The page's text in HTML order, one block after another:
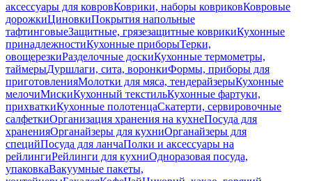
аксессуары для ковровКоврики, наборы ковриковКовровые
дорожкиЦиновкиПокрытия напольные
тафтинговыеЗащитные, грязезащитные коврикиКухонные
принадлежностиКухонные приборыТерки,
овощерезкиРазделочные доскиКухонные термометры,
таймерыДуршлаги, сита, воронкиФормы, приборы для
приготовленияМолотки для мяса, тендерайзерыКухонные
мелочиМискиКухонный текстильКухонные фартуки,
прихваткиКухонные полотенцаСкатерти, сервировочные
салфеткиОрганизация хранения на кухнеПосуда для
храненияОрганайзеры для кухниОрганайзеры для
специйПосуда для ланчаПолки и аксессуары на
рейлингиРейлинги для кухниОдноразовая посуда,
упаковкаВакуумные пакеты,